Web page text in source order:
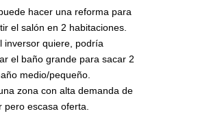
hacer una reforma para
el salón en 2 habitaciones.
inversor quiere, podría
el baño grande para sacar 2
medio/pequeño.
zona con alta demanda de
pero escasa oferta.